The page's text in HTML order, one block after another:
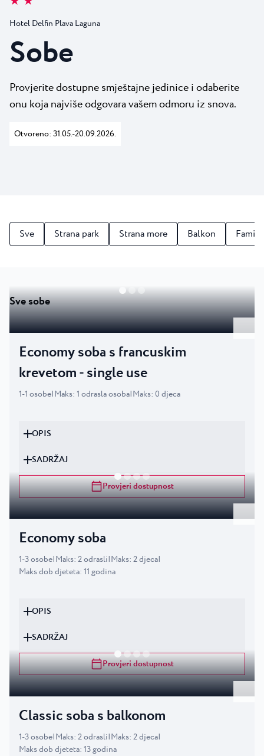
Plaže
Plava Laguna Sport
Aktivni odmor
Gastronomija
Novosti
Hotel Delfin Plava Laguna
Sobe
Provjerite dostupne smještajne jedinice i odaberite
onu koja najviše odgovara vašem odmoru iz snova.
Otvoreno: 31.05.-20.09.2026.
Sve Strana park Strana more Balkon Family
Sve sobe
Economy soba s francuskim
krevetom - single use
1-1 osobe|Maks: 1 odrasla osoba|Maks: 0 djeca
OPIS
SADRŽAJ
Provjeri dostupnost
Economy soba
1-3osobe|Maks: 2odrasli|Maks: 2djeca|
Maks dob djeteta: 11 godina
OPIS
SADRŽAJ
Provjeri dostupnost
Classic soba s balkonom
1-3osobe|Maks: 2odrasli|Maks: 2djeca|
Maks dob djeteta: 13godina